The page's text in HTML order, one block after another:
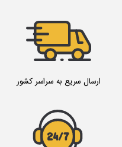
ارسال سریع به سراسر کشور
24/7